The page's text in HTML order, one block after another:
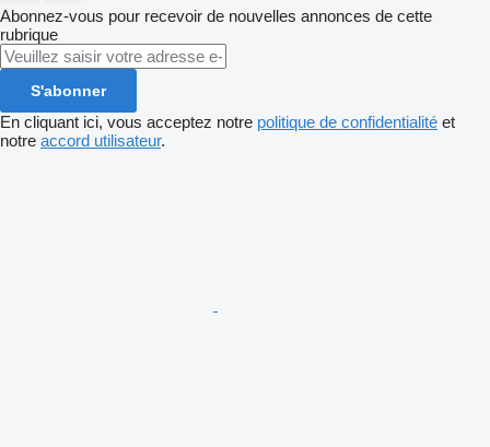
Abonnez-vous pour recevoir de nouvelles annonces de cette
rubrique
S'abonner
En cliquant ici, vous acceptez notre politique de confidentialité et
notre accord utilisateur.